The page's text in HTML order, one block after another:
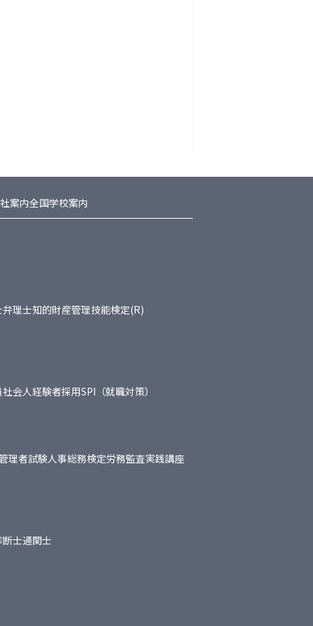
案内全国学校案内
弁理士知的財産管理技能検定(R)
社会人経験者採用SPI（就職対策）
理者試験人事総務検定労務監査実践講座
士通関士